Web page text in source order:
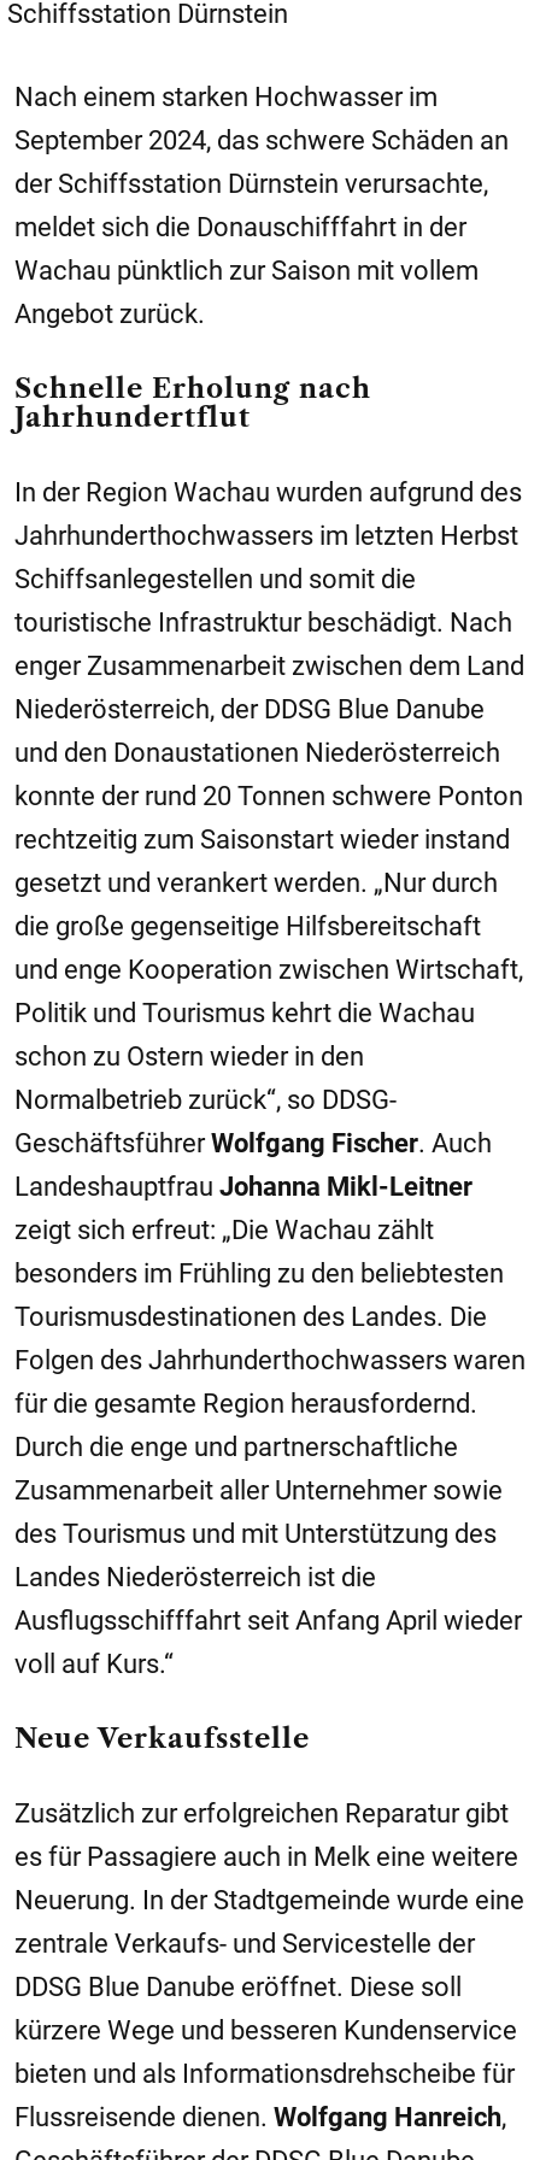
Schiffsstation Dürnstein
Nach einem starken Hochwasser im
September 2024, das schwere Schäden an
der Schiffsstation Dürnstein verursachte,
meldet sich die Donauschifffahrt in der
Wachau pünktlich zur Saison mit vollem
Angebot zurück.
Schnelle Erholung nach
Jahrhundertflut
In der Region Wachau wurden aufgrund des
Jahrhunderthochwassers im letzten Herbst
Schiffsanlegestellen und somit die
touristische Infrastruktur beschädigt. Nach
enger Zusammenarbeit zwischen dem Land
Niederösterreich, der DDSG Blue Danube
und den Donaustationen Niederösterreich
konnte der rund 20 Tonnen schwere Ponton
rechtzeitig zum Saisonstart wieder instand
gesetzt und verankert werden. „Nur durch
die große gegenseitige Hilfsbereitschaft
und enge Kooperation zwischen Wirtschaft,
Politik und Tourismus kehrt die Wachau
schon zu Ostern wieder in den
Normalbetrieb zurück“, so DDSG-
GeschäftsführerWolfgang Fischer. Auch
Landeshauptfrau Johanna Mikl-Leitner
zeigt sich erfreut: „Die Wachau zählt
besonders im Frühling zu den beliebtesten
Tourismusdestinationen des Landes. Die
Folgen des Jahrhunderthochwassers waren
für die gesamte Region herausfordernd.
Durch die enge und partnerschaftliche
Zusammenarbeit aller Unternehmer sowie
des Tourismus und mit Unterstützung des
Landes Niederösterreich ist die
Ausflugsschifffahrt seit Anfang April wieder
voll auf Kurs.“
Neue Verkaufsstelle
Zusätzlich zur erfolgreichen Reparatur gibt
es für Passagiere auch in Melk eine weitere
Neuerung. In der Stadtgemeinde wurde eine
zentrale Verkaufs- und Servicestelle der
DDSG Blue Danube eröffnet. Diese soll
kürzere Wege und besseren Kundenservice
bieten und als Informationsdrehscheibe für
Flussreisende dienen. Wolfgang Hanreich,